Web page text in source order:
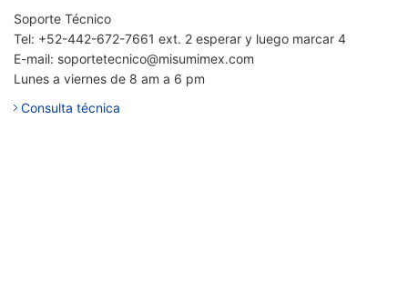
Soporte Técnico
Tel: +52-442-672-7661 ext. 2 esperar y luego marcar 4
E-mail: soportetecnico@misumimex.com
Lunes a viernes de 8 am a 6 pm
Consulta técnica